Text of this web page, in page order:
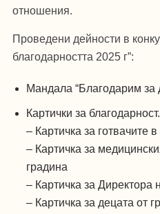
отношения.
Проведени дейности в
благодарността 2025 г”:
Мандала “Благодарим за
Картички за благодарност.
– Картичка за готвачите
– Картичка за
градина
– Картичка за Директора
– Картичка за децата от